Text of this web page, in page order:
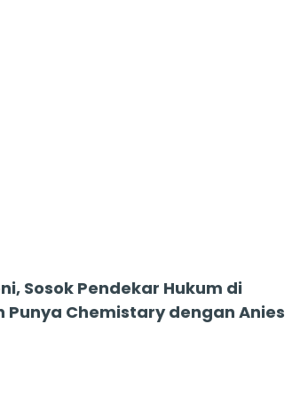
Sosok Pendekar Hukum di
Punya Chemistary dengan Anies